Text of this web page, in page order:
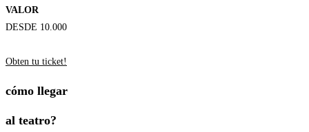
VALOR
DESDE 10.000
Obten tu ticket!
cómo llegar
al teatro?